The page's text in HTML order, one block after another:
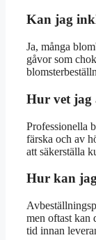
Kan jag
Ja, många
gåvor som
Hur vet jag
Professionella
färska och av
att säkerställa
Hur kan
men oftast kan
tid innan